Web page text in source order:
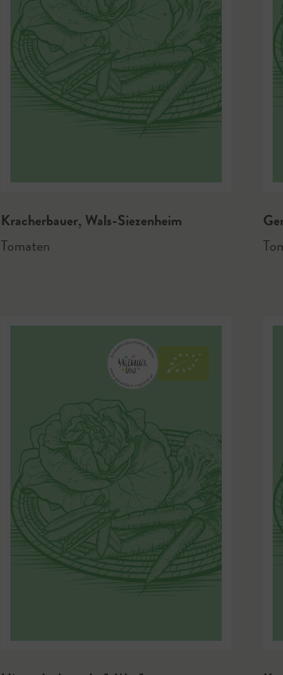
Kracherbauer, Wals-Siezenheim
Tomaten